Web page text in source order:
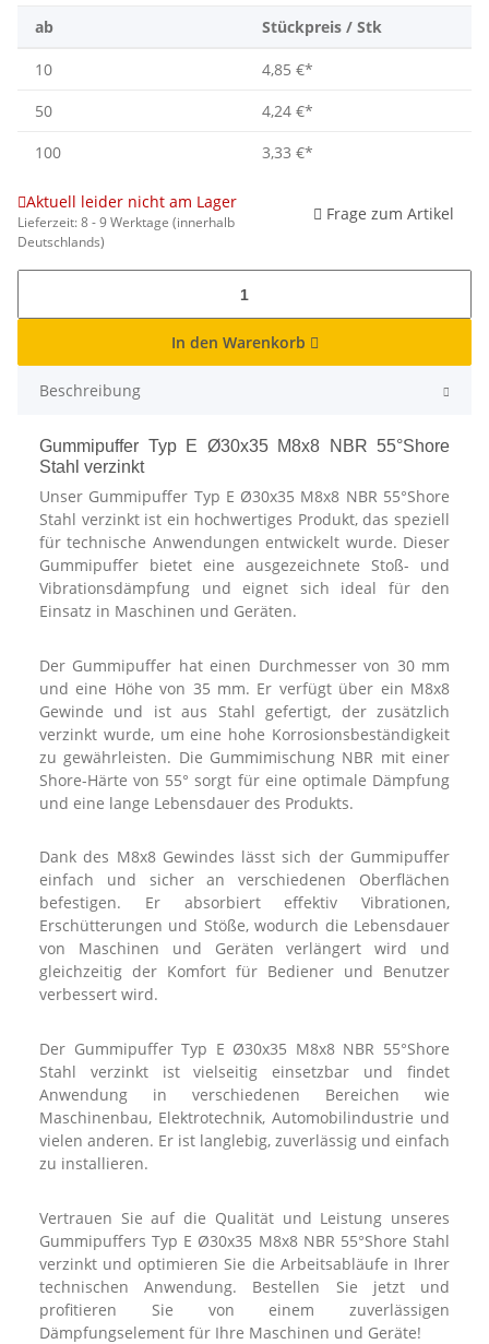
ab Stückpreis / Stk
10 4,85 €*
50
4,24 €*
100
3,33 €*
Aktuell leider nicht am Lager
Lieferzeit:8 - 9 Werktage (innerhalb
Deutschlands)
Frage zum Artikel
In den Warenkorb
Beschreibung
Gummipuffer Typ E Ø30x35 M8x8 NBR 55°Shore
Stahl verzinkt
Unser Gummipuffer Typ E Ø30x35 M8x8 NBR 55°Shore
Stahl verzinkt ist ein hochwertiges Produkt, das speziell
für technische Anwendungen entwickelt wurde. Dieser
Gummipuffer bietet eine ausgezeichnete Stoß- und
Vibrationsdämpfung und eignet sich ideal für den
Einsatz in Maschinen und Geräten.
Der Gummipuffer hat einen Durchmesser von 30 mm
und eine Höhe von 35 mm. Er verfügt über ein M8x8
Gewinde und ist aus Stahl gefertigt, der zusätzlich
verzinkt wurde, um eine hohe Korrosionsbeständigkeit
zu gewährleisten. Die Gummimischung NBR mit einer
Shore-Härte von 55° sorgt für eine optimale Dämpfung
und eine lange Lebensdauer des Produkts.
Dank des M8x8 Gewindes lässt sich der Gummipuffer
einfach und sicher an verschiedenen Oberflächen
befestigen. Er absorbiert effektiv Vibrationen,
Erschütterungen und Stöße, wodurch die Lebensdauer
von Maschinen und Geräten verlängert wird und
gleichzeitig der Komfort für Bediener und Benutzer
verbessert wird.
Der Gummipuffer Typ E Ø30x35 M8x8 NBR 55°Shore
Stahl verzinkt ist vielseitig einsetzbar und findet
Anwendung in verschiedenen Bereichen wie
Maschinenbau, Elektrotechnik, Automobilindustrie und
vielen anderen. Er ist langlebig, zuverlässig und einfach
zu installieren.
Vertrauen Sie auf die Qualität und Leistung unseres
Gummipuffers Typ E Ø30x35 M8x8 NBR 55°Shore Stahl
verzinkt und optimieren Sie die Arbeitsabläufe in Ihrer
technischen Anwendung. Bestellen Sie jetzt und
profitieren Sie von einem zuverlässigen
Dämpfungselement für Ihre Maschinen und Geräte!